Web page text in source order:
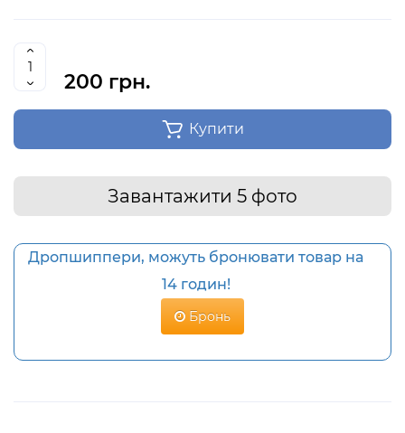
200 грн.
Купити
Завантажити 5 фото
Дропшиппери, можуть бронювати товар на
14 годин!
Бронь